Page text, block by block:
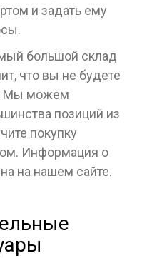
и задать ему
большой склад
что вы не будете
Мы можем
позиций из
покупку
Информация о
на нашем сайте.